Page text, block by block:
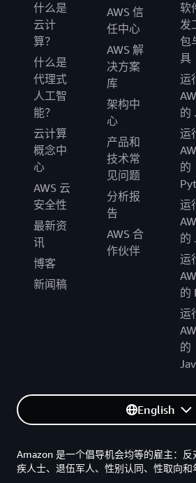
什么是
云计
算？
什么是
代理式
人工智
能？
云计算
概念中
心
AWS 云
安全性
最新资
讯
博客
新闻稿
AWS 信
任中心
AWS 解
决方案
库
架构中
心
产品和
技术常
见问题
分析报
告
AWS 合
作伙伴
软
发
包
具
运
的
运
的
运
的
运
的
运
的
English
Amazon 是一个倡导机会均等的雇主：
疾人士、退伍军人、性别认同、性取向和